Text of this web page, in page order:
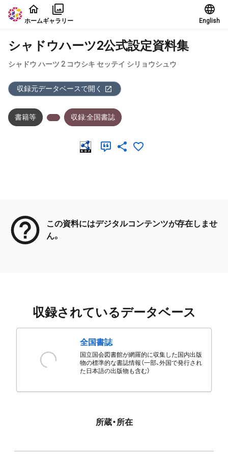
本文に飛ぶ
ホームギャラリー English
シャドウハーツ2公式設定資料集
シャドウ ハーツ 2 コウシキ セッテイ シリョウシュウ
収録元データベースで開く
書籍等 収録:全国書誌
この資料にはデジタルコンテンツが存在しませ
ん。
収録されているデータベース
全国書誌
国立国会図書館が網羅的に収集した国内出版
物の標準的な書誌情報（一部、外国で発行され
た日本語の出版物も含む）
所蔵・所在